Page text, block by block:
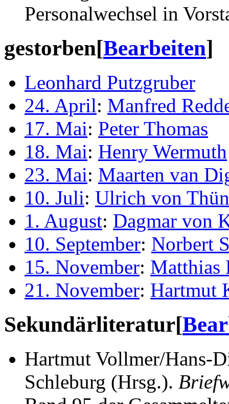
Personalwechsel in
gestorben[Bearbeiten]
Leonhard Putzgruber
24. April: Manfred
17. Mai: Peter Thomas
18. Mai: Henry Wermuth
23. Mai: Maarten van
10. Juli: Ulrich von
1. August: Dagmar von
10. September: Norbert
15. November: Matthias
21. November: Hartmut
Sekundärliteratur[
Hartmut Vollmer/Hans-
Schleburg (Hrsg.).